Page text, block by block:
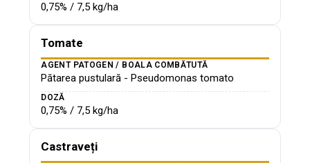
0,75% / 7,5 kg/ha
Tomate
AGENT PATOGEN / BOALA COMBĂTUTĂ
Pătarea pustulară - Pseudomonas tomato
DOZĂ
0,75% / 7,5 kg/ha
Castraveți